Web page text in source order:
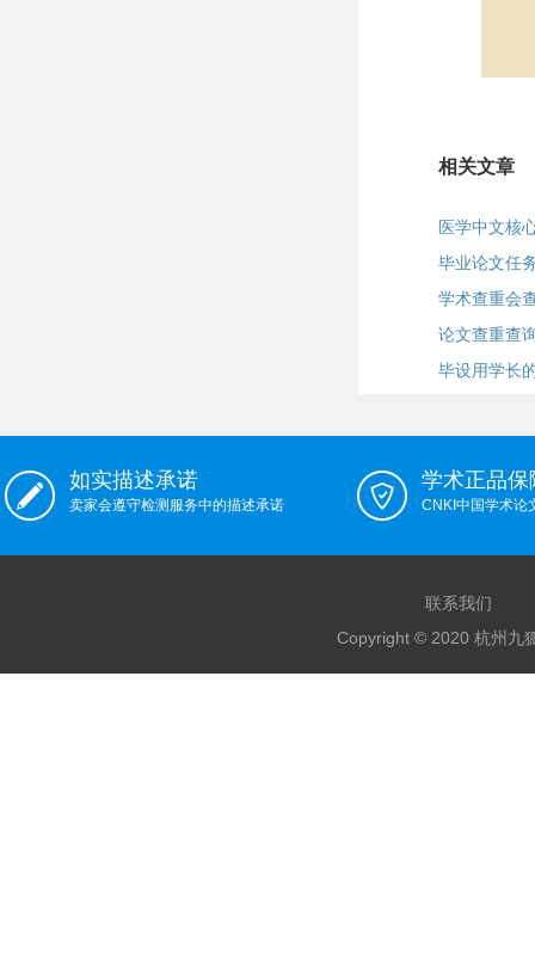
相关文章
医学中文核
毕业论文任
学术查重会
论文查重查
毕设用学长
如实描述承诺
卖家会遵守检测服务中的描述承诺
学术正品保
CNKI中国学术论
联系我们
Copyright © 2020 杭州九